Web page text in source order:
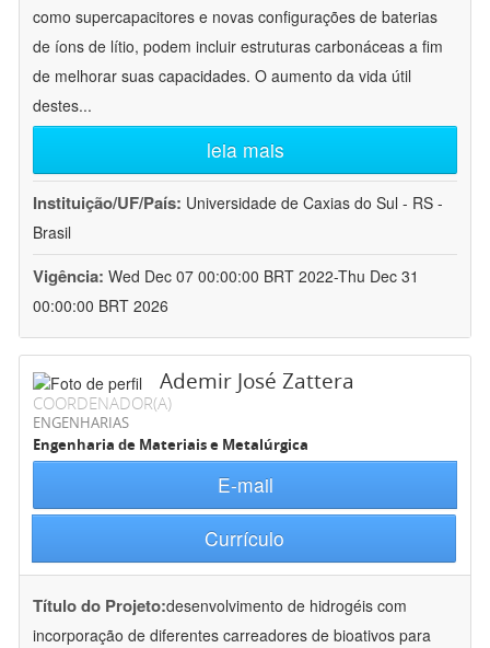
como supercapacitores e novas configurações de baterias
de íons de lítio, podem incluir estruturas carbonáceas a fim
de melhorar suas capacidades. O aumento da vida útil
destes...
leia mais
Instituição/UF/País: Universidade de Caxias do Sul - RS -
Brasil
Vigência: Wed Dec 07 00:00:00 BRT 2022-Thu Dec 31
00:00:00 BRT 2026
Ademir José Zattera
COORDENADOR(A)
ENGENHARIAS
Engenharia de Materiais e Metalúrgica
E-mail
Currículo
Título do Projeto:desenvolvimento de hidrogéis com
incorporação de diferentes carreadores de bioativos para